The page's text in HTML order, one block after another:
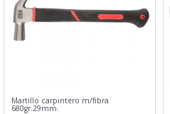
Martillo carpintero m/fibra
680gr.29mm.